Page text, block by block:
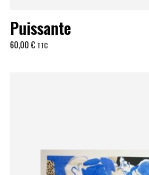
Puissante
60,00 € TTC